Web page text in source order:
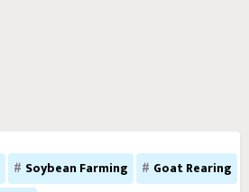
Soybean Farming
Goat Rearing